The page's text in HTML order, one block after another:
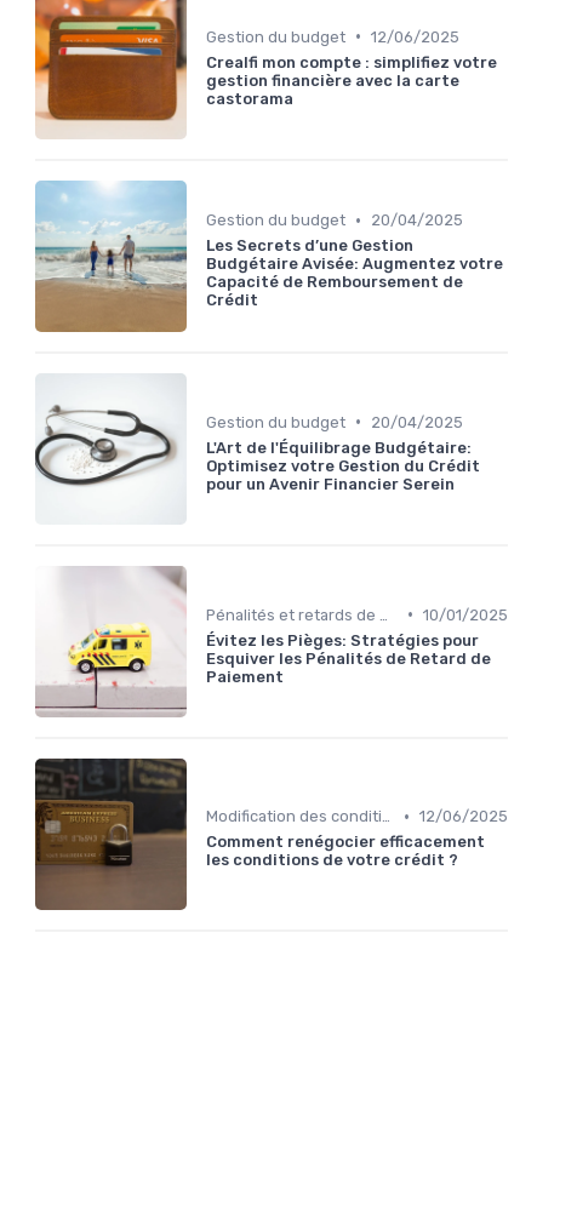
Gestion du budget • 12/06/2025
Crealfi mon compte : simplifiez votre
gestion financière avec la carte
castorama
Gestion du budget •
20/04/2025
Les Secrets d’une Gestion
Budgétaire Avisée: Augmentez votre
Capacité de Remboursement de
Crédit
Gestion du budget •
20/04/2025
L'Art de l'Équilibrage Budgétaire:
Optimisez votre Gestion du Crédit
pour un Avenir Financier Serein
• 10/01/2025
Évitez les Pièges: Stratégies pour
Esquiver les Pénalités de Retard de
Paiement
Modification des conditions de crédit • 12/06/2025
Comment renégocier efficacement
les conditions de votre crédit ?